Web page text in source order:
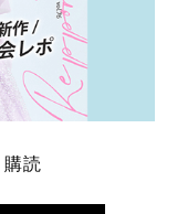
読